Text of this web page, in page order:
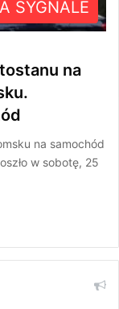
SYGNALE
na
na samochód
w sobotę, 25